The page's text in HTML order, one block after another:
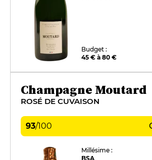
Budget :
45 € à 80 €
Champagne Moutard
ROSÉ DE CUVAISON
93/100
Millésime :
BSA